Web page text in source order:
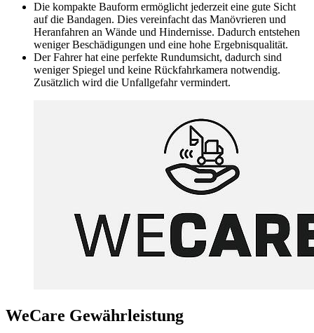
Die kompakte Bauform ermöglicht jederzeit eine gute Sicht
auf die Bandagen. Dies vereinfacht das Manövrieren und
Heranfahren an Wände und Hindernisse. Dadurch entstehen
weniger Beschädigungen und eine hohe Ergebnisqualität.
Der Fahrer hat eine perfekte Rundumsicht, dadurch sind
weniger Spiegel und keine Rückfahrkamera notwendig.
Zusätzlich wird die Unfallgefahr vermindert.
WeCare Gewährleistung